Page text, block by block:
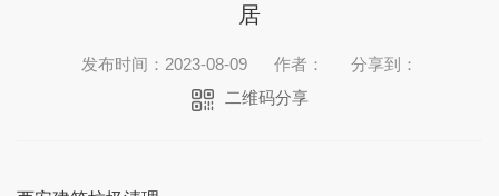
居
发布时间：2023-08-09 作者：
分享到：
二维码分享